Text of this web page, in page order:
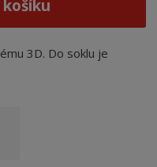
3D. Do soklu je